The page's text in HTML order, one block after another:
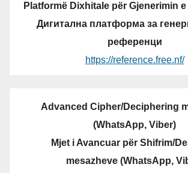
Platformë Dixhitale për Gjenerimin
Дигитална платформа за
референци
https://reference.free.nf/
Advanced Cipher/Deciphering
(WhatsApp, Viber)
Mjet i Avancuar për Shifrim/
mesazheve (WhatsApp,